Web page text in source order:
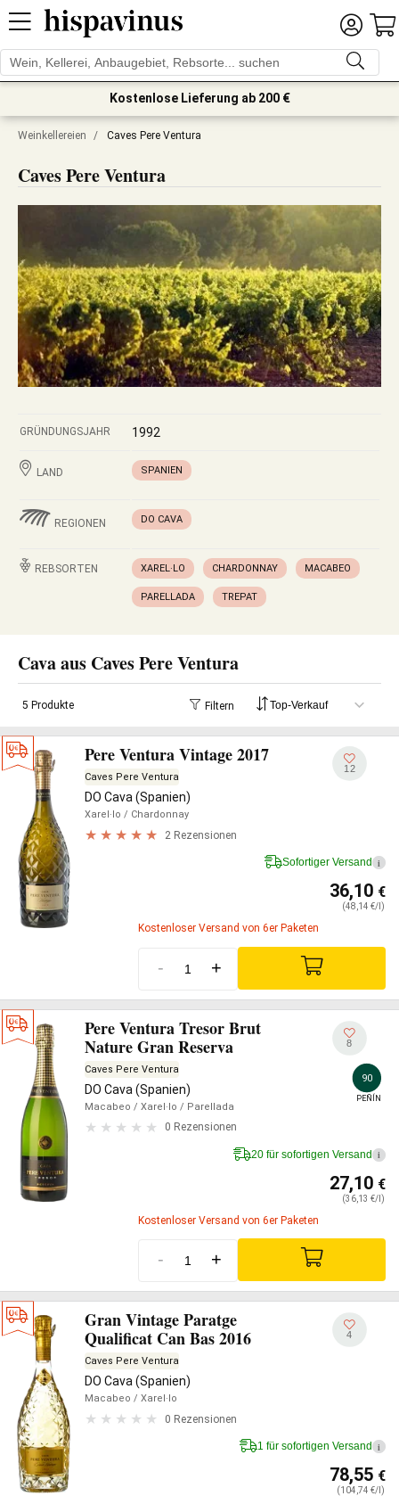
Kostenlose Lieferung ab 200 €
Weinkellereien / Caves Pere Ventura
Caves Pere Ventura
GRÜNDUNGSJAHR 1992
LAND SPANIEN
REGIONEN DO CAVA
REBSORTEN XAREL·LO CHARDONNAY MACABEO
PARELLADA TREPAT
Cava aus Caves Pere Ventura
5 Produkte Filtern
Pere Ventura Vintage 2017
Caves Pere Ventura
DO Cava (Spanien)
Xarel·lo / Chardonnay
2 Rezensionen
12
Sofortiger Versand i
36,10 €
(48,14 €/l)
Kostenloser Versand von 6er Paketen
- +
Pere Ventura Tresor Brut
Nature Gran Reserva
Caves Pere Ventura
DO Cava (Spanien)
Macabeo / Xarel·lo / Parellada
0 Rezensionen
8
90
PEÑÍN
20 für sofortigen Versand i
27,10 €
(36,13 €/l)
Kostenloser Versand von 6er Paketen
- +
Gran Vintage Paratge
Qualificat Can Bas 2016
Caves Pere Ventura
DO Cava (Spanien)
Macabeo / Xarel·lo
0 Rezensionen
4
1 für sofortigen Versand i
78,55 €
(104,74 €/l)